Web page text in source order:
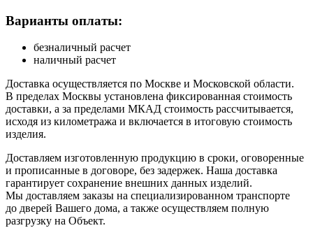
Варианты оплаты:
безналичный расчет
наличный расчет
Доставка осуществляется по Москве и Московской области.
В пределах Москвы установлена фиксированная стоимость
доставки, а за пределами МКАД стоимость рассчитывается,
исходя из километража и включается в итоговую стоимость
изделия.
Доставляем изготовленную продукцию в сроки, оговоренные
и прописанные в договоре, без задержек. Наша доставка
гарантирует сохранение внешних данных изделий.
Мы доставляем заказы на специализированном транспорте
до дверей Вашего дома, а также осуществляем полную
разгрузку на Объект.